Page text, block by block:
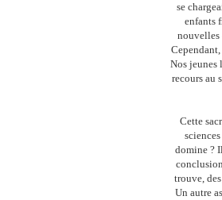
se
enfants
nouvelles
Nos jeunes
recours au
Cette
domine ?
trouve,
Un autre